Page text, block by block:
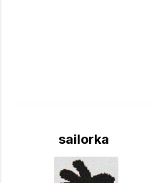
sailorka